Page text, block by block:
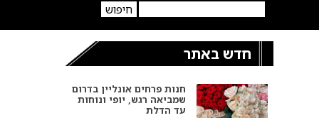
חדש באתר
חנות פרחים אונליין בדרום
שמביאה רגש, יופי ונוחות
עד הדלת